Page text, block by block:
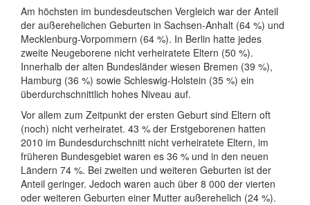
Am höchsten im bundesdeutschen Vergleich war der Anteil
der außerehelichen Geburten in Sachsen-Anhalt (64 %) und
Mecklenburg-Vorpommern (64 %). In Berlin hatte jedes
zweite Neugeborene nicht verheiratete Eltern (50 %).
Innerhalb der alten Bundesländer wiesen Bremen (39 %),
Hamburg (36 %) sowie Schleswig-Holstein (35 %) ein
überdurchschnittlich hohes Niveau auf.
Vor allem zum Zeitpunkt der ersten Geburt sind Eltern oft
(noch) nicht verheiratet. 43 % der Erstgeborenen hatten
2010 im Bundesdurchschnitt nicht verheiratete Eltern, im
früheren Bundesgebiet waren es 36 % und in den neuen
Ländern 74 %. Bei zweiten und weiteren Geburten ist der
Anteil geringer. Jedoch waren auch über 8 000 der vierten
oder weiteren Geburten einer Mutter außerehelich (24 %).